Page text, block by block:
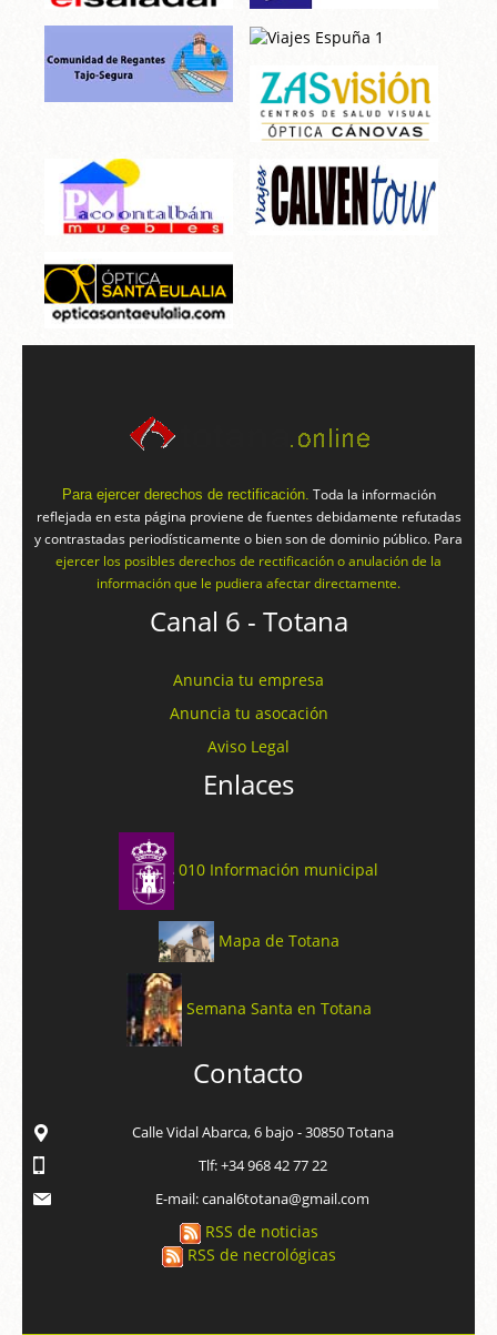
Para ejercer derechos de rectificación. Toda la información
reflejada en esta página proviene de fuentes debidamente refutadas
y contrastadas periodísticamente o bien son de dominio público. Para
ejercer los posibles derechos de rectificación o anulación de la
información que le pudiera afectar directamente.
Canal 6 - Totana
Anuncia tu empresa
Anuncia tu asocación
Aviso Legal
Enlaces
010 Información municipal
Mapa de Totana
Semana Santa en Totana
Contacto
Calle Vidal Abarca, 6 bajo - 30850 Totana
Tlf: +34 968 42 77 22
E-mail: canal6totana@gmail.com
RSS de noticias
RSS de necrológicas